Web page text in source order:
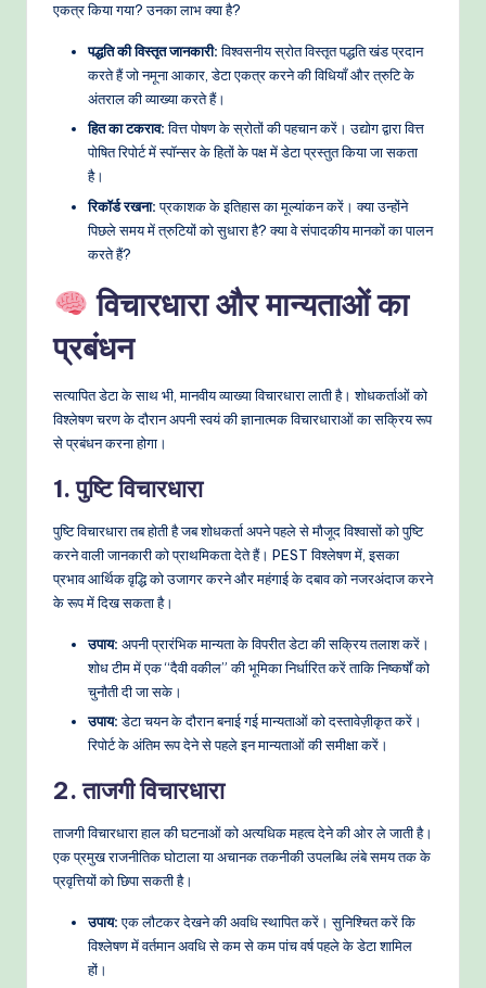
एकत्र किया गया? उनका लाभ क्या है?
पद्धति की विस्तृत जानकारी:विश्वसनीय स्रोत विस्तृत पद्धति खंड प्रदान
करते हैं जो नमूना आकार, डेटा एकत्र करने की विधियाँ और त्रुटि के
अंतराल की व्याख्या करते हैं।
हित का टकराव:वित्त पोषण के स्रोतों की पहचान करें। उद्योग द्वारा वित्त
पोषित रिपोर्ट में स्पॉन्सर के हितों के पक्ष में डेटा प्रस्तुत किया जा सकता
है।
रिकॉर्ड रखना:प्रकाशक के इतिहास का मूल्यांकन करें। क्या उन्होंने
पिछले समय में त्रुटियों को सुधारा है? क्या वे संपादकीय मानकों का पालन
करते हैं?
विचारधारा और मान्यताओं का
प्रबंधन
सत्यापित डेटा के साथ भी, मानवीय व्याख्या विचारधारा लाती है। शोधकर्ताओं को
विश्लेषण चरण के दौरान अपनी स्वयं की ज्ञानात्मक विचारधाराओं का सक्रिय रूप
से प्रबंधन करना होगा।
1. पुष्टि विचारधारा
पुष्टि विचारधारा तब होती है जब शोधकर्ता अपने पहले से मौजूद विश्वासों को पुष्टि
करने वाली जानकारी को प्राथमिकता देते हैं। PEST विश्लेषण में, इसका
प्रभाव आर्थिक वृद्धि को उजागर करने और महंगाई के दबाव को नजरअंदाज करने
के रूप में दिख सकता है।
उपाय: अपनी प्रारंभिक मान्यता के विपरीत डेटा की सक्रिय तलाश करें।
शोध टीम में एक “दैवी वकील” की भूमिका निर्धारित करें ताकि निष्कर्षों को
चुनौती दी जा सके।
उपाय:डेटा चयन के दौरान बनाई गई मान्यताओं को दस्तावेज़ीकृत करें।
रिपोर्ट के अंतिम रूप देने से पहले इन मान्यताओं की समीक्षा करें।
2. ताजगी विचारधारा
ताजगी विचारधारा हाल की घटनाओं को अत्यधिक महत्व देने की ओर ले जाती है।
एक प्रमुख राजनीतिक घोटाला या अचानक तकनीकी उपलब्धि लंबे समय तक के
प्रवृत्तियों को छिपा सकती है।
उपाय:एक लौटकर देखने की अवधि स्थापित करें। सुनिश्चित करें कि
विश्लेषण में वर्तमान अवधि से कम से कम पांच वर्ष पहले के डेटा शामिल
हों।